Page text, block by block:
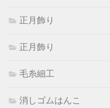
正月飾り
正月飾り
毛糸細工
消しゴムはんこ